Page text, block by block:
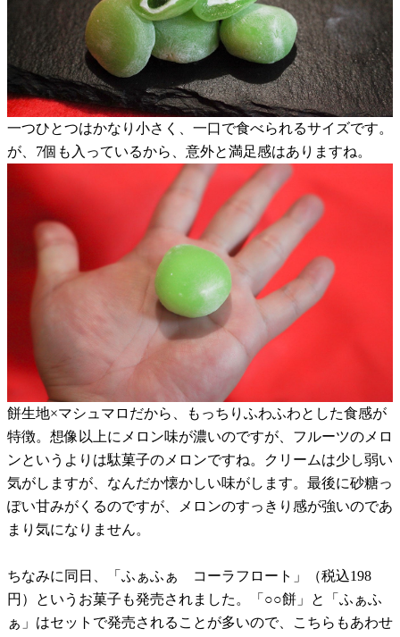
一つひとつはかなり小さく、一口で食べられるサイズです。
が、7個も入っているから、意外と満足感はありますね。
餅生地×マシュマロだから、もっちりふわふわとした食感が
特徴。想像以上にメロン味が濃いのですが、フルーツのメロ
ンというよりは駄菓子のメロンですね。クリームは少し弱い
気がしますが、なんだか懐かしい味がします。最後に砂糖っ
ぽい甘みがくるのですが、メロンのすっきり感が強いのであ
まり気になりません。
ちなみに同日、「ふぁふぁ コーラフロート」（税込198
円）というお菓子も発売されました。「○○餅」と「ふぁふ
ぁ」はセットで発売されることが多いので、こちらもあわせ